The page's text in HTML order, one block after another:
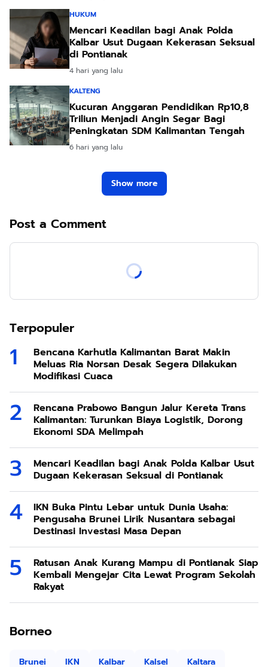
HUKUM
Mencari Keadilan bagi Anak Polda
Kalbar Usut Dugaan Kekerasan Seksual
di Pontianak
4 hari yang lalu
KALTENG
Kucuran Anggaran Pendidikan Rp10,8
Triliun Menjadi Angin Segar Bagi
Peningkatan SDM Kalimantan Tengah
6 hari yang lalu
Show more
Post a Comment
Terpopuler
Bencana Karhutla Kalimantan Barat Makin
Meluas Ria Norsan Desak Segera Dilakukan
Modifikasi Cuaca
Rencana Prabowo Bangun Jalur Kereta Trans
Kalimantan: Turunkan Biaya Logistik, Dorong
Ekonomi SDA Melimpah
Mencari Keadilan bagi Anak Polda Kalbar Usut
Dugaan Kekerasan Seksual di Pontianak
IKN Buka Pintu Lebar untuk Dunia Usaha:
Pengusaha Brunei Lirik Nusantara sebagai
Destinasi Investasi Masa Depan
Ratusan Anak Kurang Mampu di Pontianak Siap
Kembali Mengejar Cita Lewat Program Sekolah
Rakyat
Borneo
Brunei IKN Kalbar Kalsel Kaltara